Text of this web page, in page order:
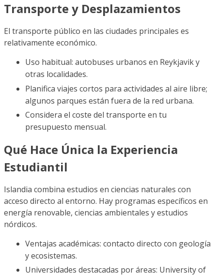
Transporte y Desplazamientos
El transporte público en las ciudades principales es
relativamente económico.
Uso habitual: autobuses urbanos en Reykjavik y
otras localidades.
Planifica viajes cortos para actividades al aire libre;
algunos parques están fuera de la red urbana.
Considera el coste del transporte en tu
presupuesto mensual.
Qué Hace Única la Experiencia
Estudiantil
Islandia combina estudios en ciencias naturales con
acceso directo al entorno. Hay programas específicos en
energía renovable, ciencias ambientales y estudios
nórdicos.
Ventajas académicas: contacto directo con geología
y ecosistemas.
Universidades destacadas por áreas: University of